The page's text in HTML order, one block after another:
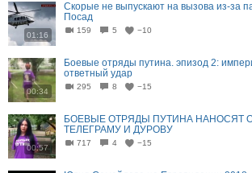
01:16
Скорые не выпускают на вызова из-за
Посад
159 5 −10
00:34
Боевые отряды путина. эпизод 2:
ответный удар
295 8 −15
00:57
БОЕВЫЕ ОТРЯДЫ ПУТИНА НАНОСЯТ
ТЕЛЕГРАМУ И ДУРОВУ
717 4 −15